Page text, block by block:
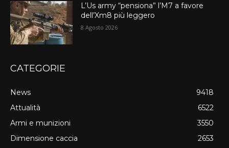
L’Us army “pensiona” l’M7 a favore
dell’Xm8 più leggero
8 Agosto 2026
CATEGORIE
News
9418
Attualità
6522
Armi e munizioni
3550
Dimensione caccia
2653